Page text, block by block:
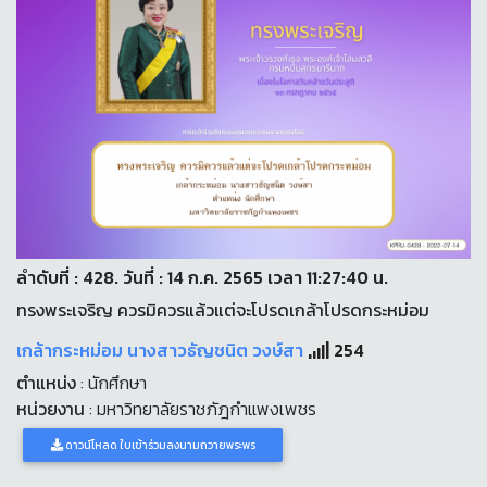
ลำดับที่ : 428. วันที่ : 14 ก.ค. 2565 เวลา 11:27:40 น.
ทรงพระเจริญ ควรมิควรแล้วแต่จะโปรดเกล้าโปรดกระหม่อม
เกล้ากระหม่อม นางสาวธัญชนิต วงษ์สา
254
ตำแหน่ง: นักศึกษา
หน่วยงาน : มหาวิทยาลัยราชภัฎกำแพงเพชร
ดาวน์โหลด ใบเข้าร่วมลงนามถวายพระพร